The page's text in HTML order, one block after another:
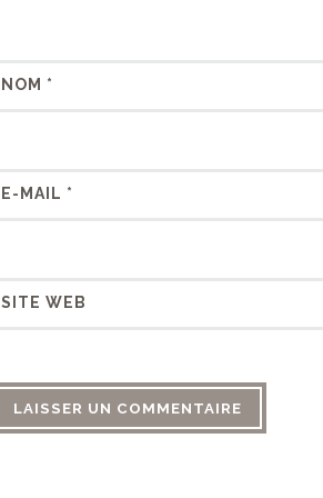
NOM *
E-MAIL *
SITE WEB